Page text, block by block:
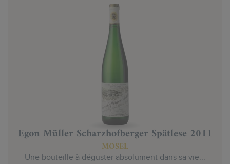
Egon Müller Scharzhofberger Spätlese 2011
MOSEL
Une bouteille à déguster absolument dans sa vie...